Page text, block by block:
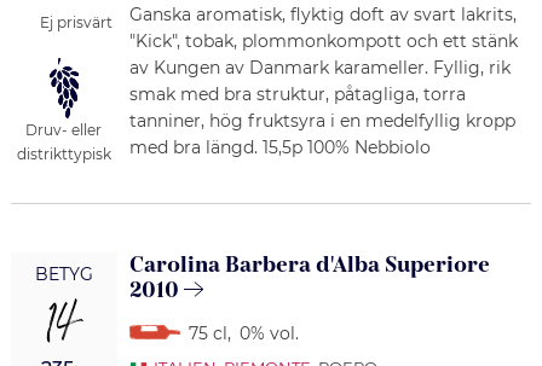
Ej prisvärt
Druv- eller
distrikttypisk
Ganska aromatisk, flyktig doft av svart lakrits,
"Kick", tobak, plommonkompott och ett stänk
av Kungen av Danmark karameller. Fyllig, rik
smak med bra struktur, påtagliga, torra
tanniner, hög fruktsyra i en medelfyllig kropp
med bra längd. 15,5p 100% Nebbiolo
BETYG
14
Carolina Barbera d'Alba Superiore
2010
75 cl, 0% vol.